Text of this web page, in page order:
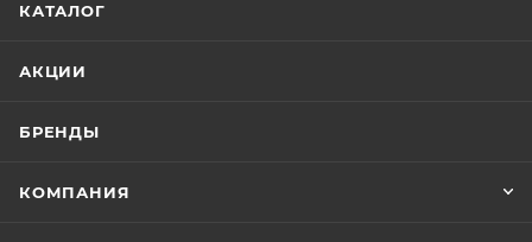
КАТАЛОГ
АКЦИИ
БРЕНДЫ
КОМПАНИЯ